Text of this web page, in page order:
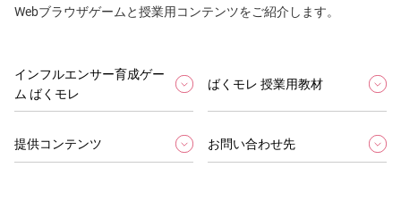
Webブラウザゲームと授業用コンテンツをご紹介します。
インフルエンサー育成ゲー
ム ばくモレ
ばくモレ 授業用教材
提供コンテンツ お問い合わせ先